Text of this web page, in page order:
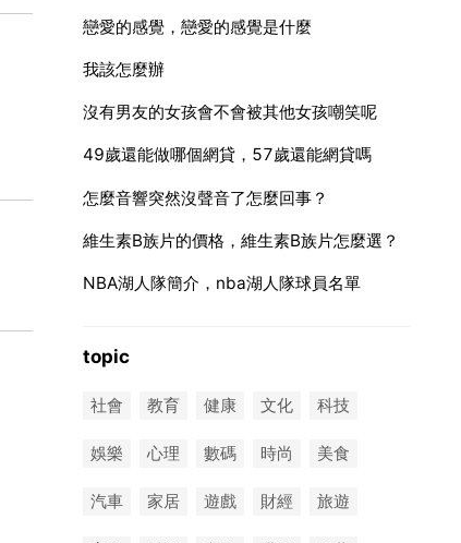
戀愛的感覺，戀愛的感覺是什麼
我該怎麼辦
沒有男友的女孩會不會被其他女孩嘲笑呢
49歲還能做哪個網貸，57歲還能網貸嗎
怎麼音響突然沒聲音了怎麼回事？
維生素B族片的價格，維生素B族片怎麼選？
NBA湖人隊簡介，nba湖人隊球員名單
topic
社會 教育 健康 文化 科技
娛樂 心理 數碼 時尚 美食
汽車 家居 遊戲 財經 旅遊